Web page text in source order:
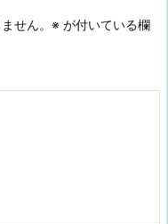
せん。 ※ が付いている欄